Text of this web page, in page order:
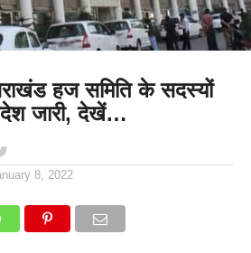
हज समिति के सदस्यों
जारी, देखें…
8, 2022